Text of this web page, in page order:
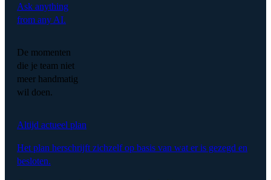
Ask anything
from any AI.
De momenten
die je team niet
meer handmatig
wil doen.
Altijd actueel plan
Het plan herschrijft zichzelf op basis van wat er is gezegd en
besloten.